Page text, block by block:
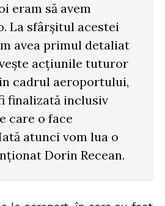
eram să avem
La sfârșitul acestei
avea primul detaliat
acțiunile tuturor
cadrul aeroportului,
finalizată inclusiv
care o face
atunci vom lua o
Dorin Recean.